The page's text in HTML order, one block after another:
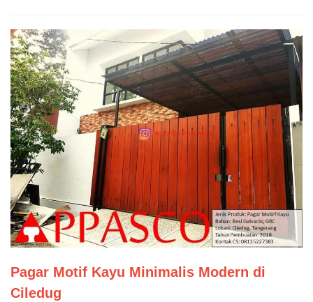
Pagar Motif Kayu Minimalis Modern di
Ciledug